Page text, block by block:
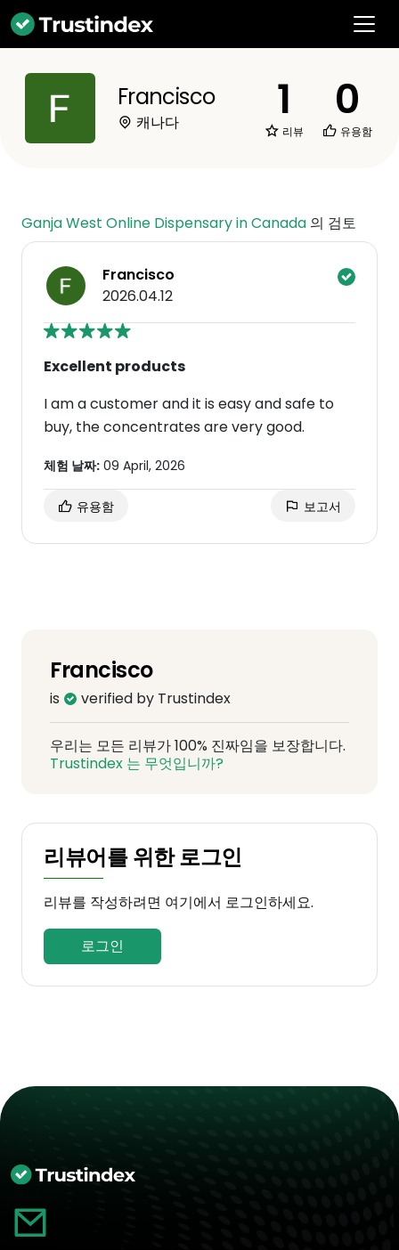
Francisco
캐나다 1
리뷰
0
유용함
Ganja West Online Dispensary in Canada 의 검토
Francisco
2026.04.12
Excellent products
I am a customer and it is easy and safe to
buy, the concentrates are very good.
체험 날짜: 09 April, 2026
유용함 보고서
Francisco
is verified by Trustindex
우리는 모든 리뷰가 100% 진짜임을 보장합니다.
Trustindex 는 무엇입니까?
리뷰어를 위한 로그인
리뷰를 작성하려면 여기에서 로그인하세요.
로그인